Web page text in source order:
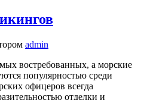
admin
востребованных, а морские
популярностью среди
офицеров всегда
отделки и